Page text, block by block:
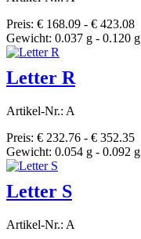
Preis: € 168.09 - € 423.08
Gewicht: 0.037 g - 0.120 g
Letter R
Artikel-Nr.: A
Preis: € 232.76 - € 352.35
Gewicht: 0.054 g - 0.092 g
Letter S
Artikel-Nr.: A